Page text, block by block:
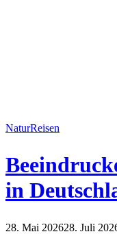
NaturReisen
in
28. Mai 202628. Juli